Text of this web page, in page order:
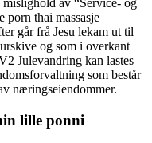
av “Service- og
porn thai massasje
går frå Jesu lekam ut til
og som i overkant
Julevandring kan lastes
som består
næringseiendommer.
lille ponni